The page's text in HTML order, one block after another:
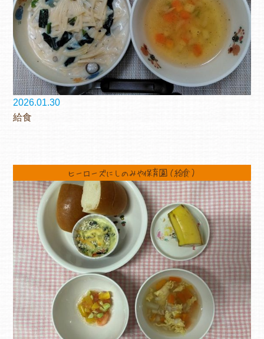
2026.01.30
給食
ヒーローズにしのみや保育園（給食）